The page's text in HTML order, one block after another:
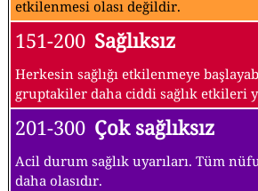
etkilenmesi olası değildir.
151-200 Sağlıksız
Herkesin sağlığı etkilenmeye
gruptakiler daha ciddi sağlık etkileri
201-300 Çok sağlıksız
Acil durum sağlık uyarıları. Tüm
daha olasıdır.